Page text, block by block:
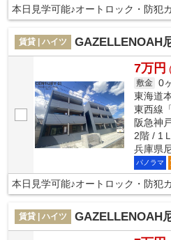
本日見学可能♪オートロック・防犯
賃貸 | ハイツ GAZELLENOAH
7万円
敷金 0
東海道
東西線「
阪急神
2階 / 1
兵庫県
パノラマ
本日見学可能♪オートロック・防犯
賃貸 | ハイツ GAZELLENOAH